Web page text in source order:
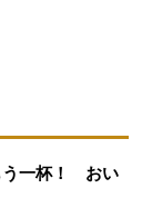
う一杯！ おい